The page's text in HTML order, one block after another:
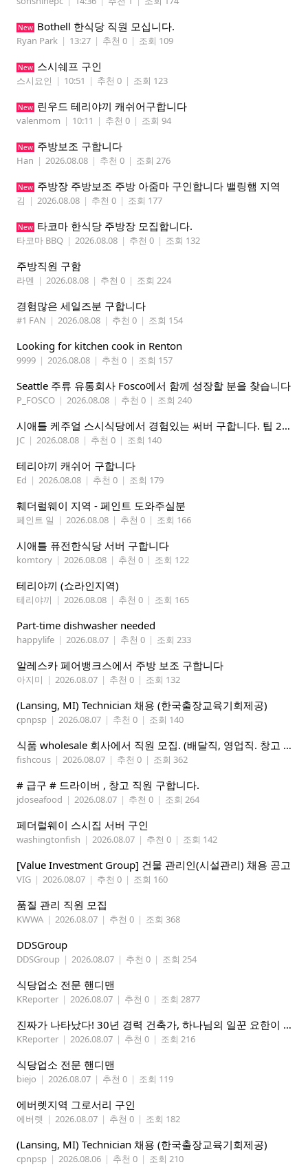
New Bothell 한식당 직원 모십니다.
Ryan Park | 13:27 | 추천 0 | 조회 109
New 스시쉐프 구인
스시요인 | 10:51 | 추천 0 | 조회 123
New 린우드 테리야끼 캐쉬어구합니다
valenmom | 10:11 | 추천 0 | 조회 94
New 주방보조 구합니다
Han | 2026.08.08 | 추천 0 | 조회 276
New 주방장 주방보조 주방 아줌마 구인합니다 밸링햄 지역
김 | 2026.08.08 | 추천 0 | 조회 177
New 타코마 한식당 주방장 모집합니다.
타코마 BBQ | 2026.08.08 | 추천 0 | 조회 132
주방직원 구함
라멘 | 2026.08.08 | 추천 0 | 조회 224
경험많은 세일즈분 구합니다
#1 FAN | 2026.08.08 | 추천 0 | 조회 154
Looking for kitchen cook in Renton
9999 | 2026.08.08 | 추천 0 | 조회 157
Seattle 주류 유통회사 Fosco에서 함께 성장할 분을 찾습니다
P_FOSCO | 2026.08.08 | 추천 0 | 조회 240
시애틀 케주얼 스시식당에서 경험있는 써버 구합니다. 팁 200 이상
JC | 2026.08.08 | 추천 0 | 조회 140
테리야끼 캐쉬어 구합니다
Ed | 2026.08.08 | 추천 0 | 조회 179
훼더럴웨이 지역 - 페인트 도와주실분
페인트 일 | 2026.08.08 | 추천 0 | 조회 166
시애틀 퓨전한식당 서버 구합니다
komtory | 2026.08.08 | 추천 0 | 조회 122
테리야끼 (쇼라인지역)
테리야끼 | 2026.08.08 | 추천 0 | 조회 165
Part-time dishwasher needed
happylife | 2026.08.07 | 추천 0 | 조회 233
알레스카 페어뱅크스에서 주방 보조 구합니다
아지미 | 2026.08.07 | 추천 0 | 조회 132
(Lansing, MI) Technician 채용 (한국출장교육기회제공)
cpnpsp | 2026.08.07 | 추천 0 | 조회 140
식품 wholesale 회사에서 직원 모집. (배달직, 영업직. 창고 관리직)
fishcous | 2026.08.07 | 추천 0 | 조회 362
# 급구 # 드라이버 , 창고 직원 구합니다.
jdoseafood | 2026.08.07 | 추천 0 | 조회 264
페더럴웨이 스시집 서버 구인
washingtonfish | 2026.08.07 | 추천 0 | 조회 142
[Value Investment Group] 건물 관리인(시설관리) 채용 공고
VIG | 2026.08.07 | 추천 0 | 조회 160
품질 관리 직원 모집
KWWA | 2026.08.07 | 추천 0 | 조회 368
DDSGroup
DDSGroup | 2026.08.07 | 추천 0 | 조회 254
식당업소 전문 핸디맨
KReporter | 2026.08.07 | 추천 0 | 조회 2877
진짜가 나타났다! 30년 경력 건축가, 하나님의 일꾼 요한이 책임 시공합니다.
KReporter | 2026.08.07 | 추천 0 | 조회 216
식당업소 전문 핸디맨
biejo | 2026.08.07 | 추천 0 | 조회 119
에버렛지역 그로서리 구인
에버렛 | 2026.08.07 | 추천 0 | 조회 182
(Lansing, MI) Technician 채용 (한국출장교육기회제공)
cpnpsp | 2026.08.06 | 추천 0 | 조회 210